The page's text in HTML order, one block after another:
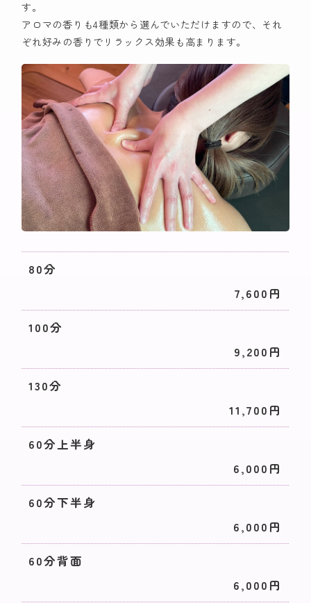
す。
アロマの香りも4種類から選んでいただけますので、それ
ぞれ好みの香りでリラックス効果も高まります。
80分
7,600円
100分
9,200円
130分
11,700円
60分上半身
6,000円
60分下半身
6,000円
60分背面
6,000円